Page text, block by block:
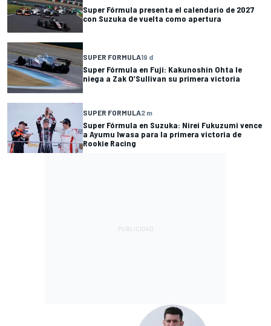
Super Fórmula presenta el calendario de 2027
con Suzuka de vuelta como apertura
SUPER FORMULA19 d
Super Fórmula en Fuji: Kakunoshin Ohta le
niega a Zak O’Sullivan su primera victoria
SUPER FORMULA2 m
Super Fórmula en Suzuka: Nirei Fukuzumi vence
a Ayumu Iwasa para la primera victoria de
Rookie Racing